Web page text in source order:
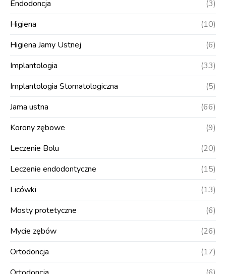
Endodoncja
(3)
Higiena
(10)
Higiena Jamy Ustnej
(6)
Implantologia
(33)
Implantologia Stomatologiczna
(5)
Jama ustna
(66)
Korony zębowe
(9)
Leczenie Bolu
(20)
Leczenie endodontyczne
(15)
Licówki
(13)
Mosty protetyczne
(6)
Mycie zębów
(26)
Ortodoncja
(17)